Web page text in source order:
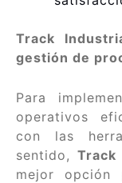
Track
gestión de
Para
operativos
con las
sentido, Track
mejor opción